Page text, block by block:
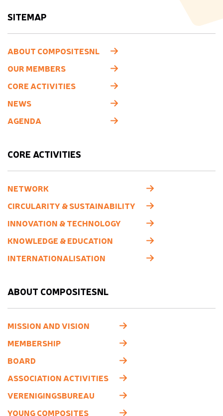
SITEMAP
ABOUT COMPOSITESNL
OUR MEMBERS
CORE ACTIVITIES
NEWS
AGENDA
CORE ACTIVITIES
NETWORK
CIRCULARITY & SUSTAINABILITY
INNOVATION & TECHNOLOGY
KNOWLEDGE & EDUCATION
INTERNATIONALISATION
ABOUT COMPOSITESNL
MISSION AND VISION
MEMBERSHIP
BOARD
ASSOCIATION ACTIVITIES
VERENIGINGSBUREAU
YOUNG COMPOSITES